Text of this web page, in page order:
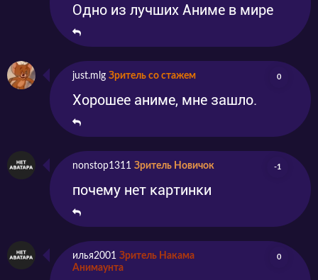
Одно из лучших Аниме в мире
just.mlg Зритель со стажем 0
Хорошее аниме, мне зашло.
nonstop1311 Зритель Новичок -1
почему нет картинки
илья2001 Зритель Накама
Анимаунта
0